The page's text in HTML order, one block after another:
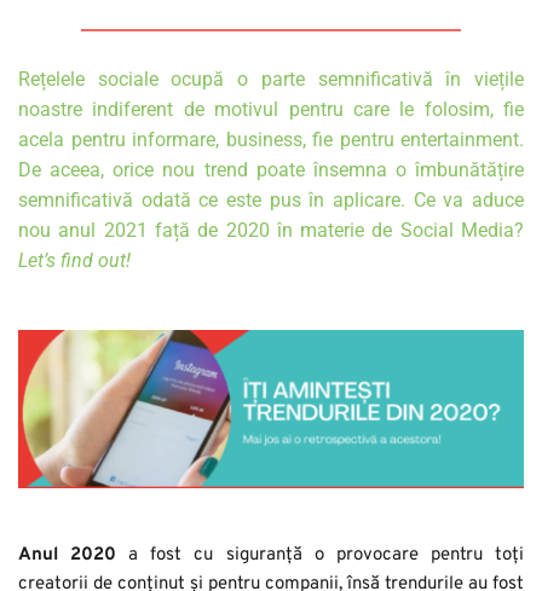
Rețelele sociale ocupă o parte semnificativă în viețile
noastre indiferent de motivul pentru care le folosim, fie
acela pentru informare, business, fie pentru entertainment.
De aceea, orice nou trend poate însemna o îmbunătățire
semnificativă odată ce este pus în aplicare. Ce va aduce
Let’s find out!
Anul 2020 a fost cu siguranță o provocare pentru toți
creatorii de conținut și pentru companii, însă trendurile au fost